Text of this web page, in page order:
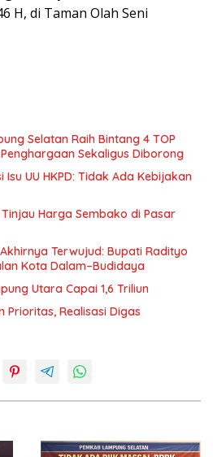
H, di Taman Olah Seni
Selatan Raih Bintang 4 TOP
Sekaligus Diborong
UU HKPD: Tidak Ada Kebijakan
Harga Sembako di Pasar
Terwujud: Bupati Radityo
Kota Dalam–Budidaya
Utara Capai 1,6 Triliun
Prioritas, Realisasi Digas